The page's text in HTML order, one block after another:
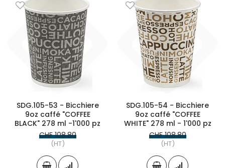
SDG.105-53 - Bicchiere
9oz caffé "COFFEE
BLACK" 278 ml -1'000 pz
CHF 108.80
(HT)
SDG.105-54 - Bicchiere
9oz caffé "COFFEE
WHITE" 278 ml - 1'000 pz
CHF 108.80
(HT)